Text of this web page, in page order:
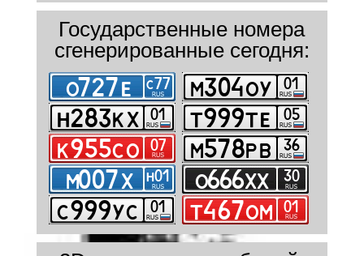
Государственные номера
сгенерированные сегодня: